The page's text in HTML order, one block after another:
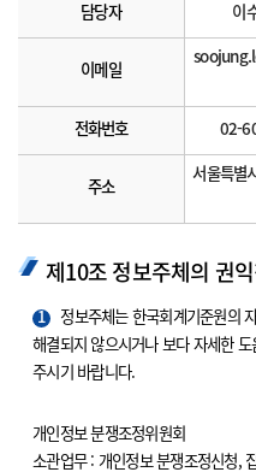
담당자 이
이메일
전화번호 02-
주소
서울특별
제10조 정보주체의 권
1
정보주체는 한국회계기준원의
해결되지 않으시거나 보다 자세한
주시기 바랍니다.
개인정보 분쟁조정위원회
소관업무 : 개인정보 분쟁조정신청,